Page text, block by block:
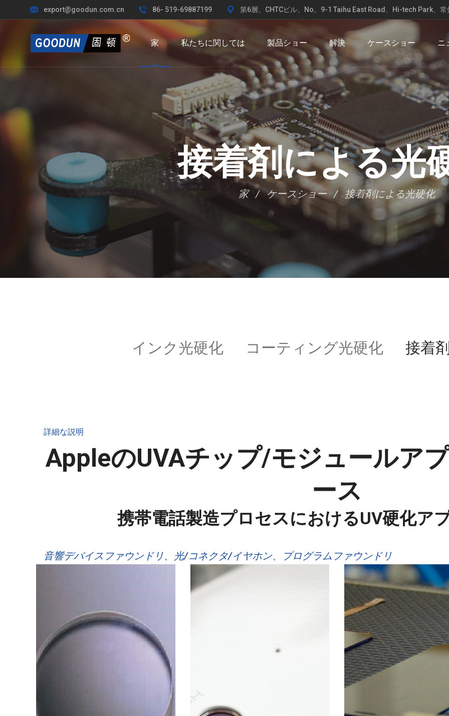
export@goodun.com.cn 86- 519-69887199 第6層、CHTCビル、No。9-1 Taihu East Road、Hi-tech Park、
家 私たちに関しては 製品ショー 解決 ケースショー ニ
接着剤による光
家 ケースショー 接着剤による光硬化
インク光硬化 コーティング光硬化 接着
詳細な説明
AppleのUVAチップ/モジュールア
ース
携帯電話製造プロセスにおけるUV硬化ア
音響デバイスファウンドリ、光/コネクタ/イヤホン、プログラムファウンドリ